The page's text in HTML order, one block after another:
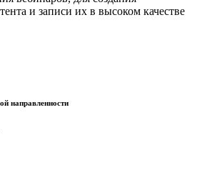
и записи их в высоком качестве
направленности